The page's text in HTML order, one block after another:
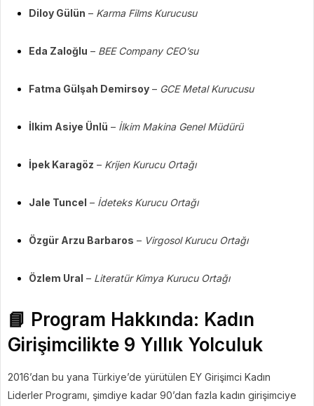
Diloy Gülün – Karma Films Kurucusu
Eda Zaloğlu – BEE Company CEO’su
Fatma Gülşah Demirsoy – GCE Metal Kurucusu
İlkim Asiye Ünlü – İlkim Makina Genel Müdürü
İpek Karagöz – Krijen Kurucu Ortağı
Jale Tuncel – İdeteks Kurucu Ortağı
Özgür Arzu Barbaros – Virgosol Kurucu Ortağı
Özlem Ural – Literatür Kimya Kurucu Ortağı
📘 Program Hakkında: Kadın
Girişimcilikte 9 Yıllık Yolculuk
2016’dan bu yana Türkiye’de yürütülen EY Girişimci Kadın
Liderler Programı, şimdiye kadar 90’dan fazla kadın girişimciye